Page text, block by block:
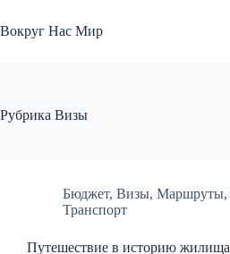
к
сути
Вокруг Нас Мир
Рубрика Визы
Бюджет, Визы, Маршруты,
Транспорт
Путешествие в историю жилища